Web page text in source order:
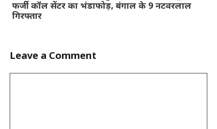
फर्जी कॉल सेंटर का भंडाफोड़, बंगाल के 9 नटवरलाल
गिरफ्तार
Leave a Comment